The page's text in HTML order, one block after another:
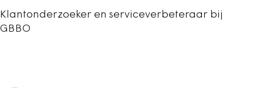
Klantonderzoeker en serviceverbeteraar bij
GBBO